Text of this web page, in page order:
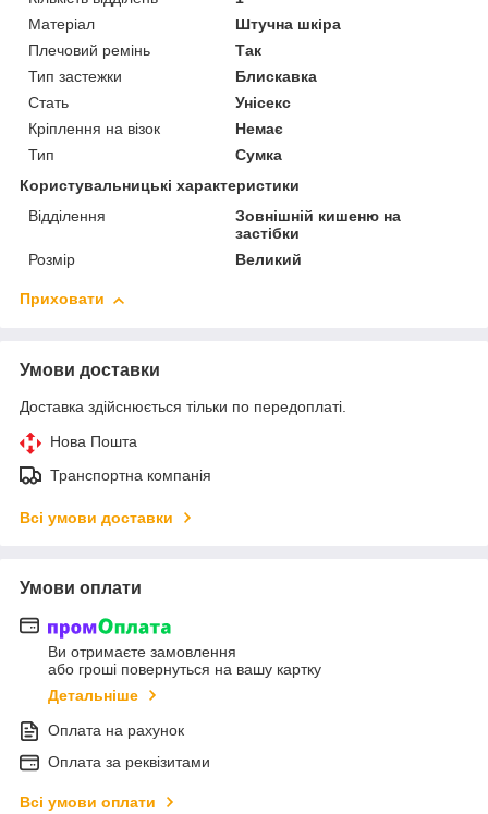
Матеріал
Штучна шкіра
Плечовий ремінь
Так
Тип застежки
Блискавка
Стать
Унісекс
Кріплення на візок
Немає
Тип
Сумка
Користувальницькі характеристики
Відділення
Зовнішній кишеню на
застібки
Розмір
Великий
Приховати
Умови доставки
Доставка здійснюється тільки по передоплаті.
Нова Пошта
Транспортна компанія
Всі умови доставки
Умови оплати
Ви отримаєте замовлення
або гроші повернуться на вашу картку
Детальніше
Оплата на рахунок
Оплата за реквізитами
Всі умови оплати